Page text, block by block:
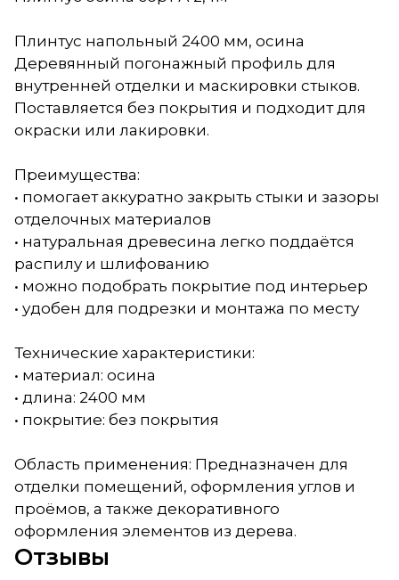
Плинтус напольный 2400 мм, осина
Деревянный погонажный профиль для
внутренней отделки и маскировки стыков.
Поставляется без покрытия и подходит для
окраски или лакировки.
Преимущества:
• помогает аккуратно закрыть стыки и зазоры
отделочных материалов
• натуральная древесина легко поддаётся
распилу и шлифованию
• можно подобрать покрытие под интерьер
• удобен для подрезки и монтажа по месту
Технические характеристики:
• материал: осина
• длина: 2400 мм
• покрытие: без покрытия
Область применения: Предназначен для
отделки помещений, оформления углов и
проёмов, а также декоративного
оформления элементов из дерева.
Отзывы